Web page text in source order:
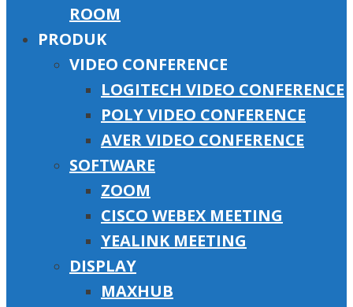
ROOM
PRODUK
VIDEO CONFERENCE
LOGITECH VIDEO CONFERENCE
POLY VIDEO CONFERENCE
AVER VIDEO CONFERENCE
SOFTWARE
ZOOM
CISCO WEBEX MEETING
YEALINK MEETING
DISPLAY
MAXHUB